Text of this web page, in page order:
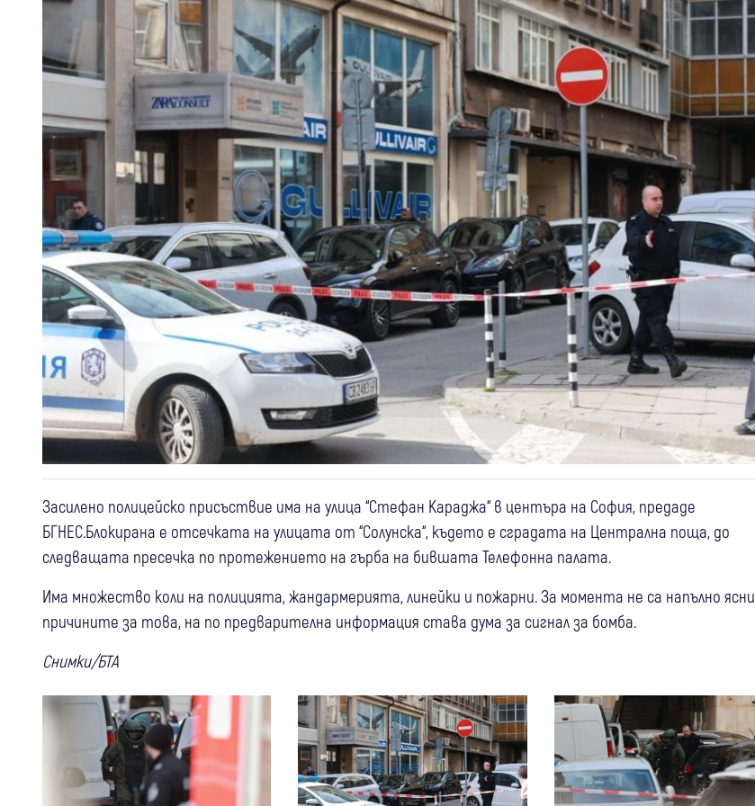
Засилено полицейско присъствие има на улица “Стефан Караджа“ в центъра на София, предаде
БГНЕС.Блокирана е отсечката на улицата от “Солунска“, където е сградата на Централна поща, до
следващата пресечка по протежението на гърба на бившата Телефонна палата.
Има множество коли на полицията, жандармерията, линейки и пожарни. За момента не са напълно ясни
причините за това, на по предварителна информация става дума за сигнал за бомба.
Снимки/БТА